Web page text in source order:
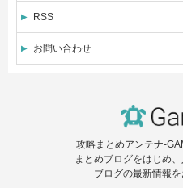
RSS
お問い合わせ
攻略まとめアンテナ-
まとめブログをはじめ
ブログの最新情報を